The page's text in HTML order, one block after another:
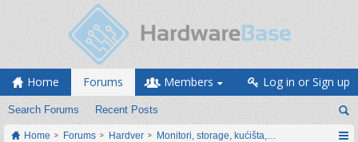
Home Forums
Search Forums Recent Posts
Members Log in or Sign up
Home Forums Hardver Monitori, storage, kućišta, periferija